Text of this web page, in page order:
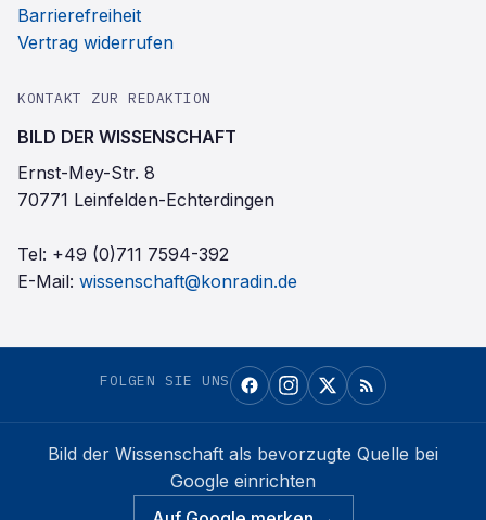
Barrierefreiheit
Vertrag widerrufen
KONTAKT ZUR REDAKTION
BILD DER WISSENSCHAFT
Ernst-Mey-Str. 8
70771 Leinfelden-Echterdingen
Tel: +49 (0)711 7594-392
E-Mail: wissenschaft@konradin.de
FOLGEN SIE UNS
Bild der Wissenschaft als bevorzugte Quelle bei
Google einrichten